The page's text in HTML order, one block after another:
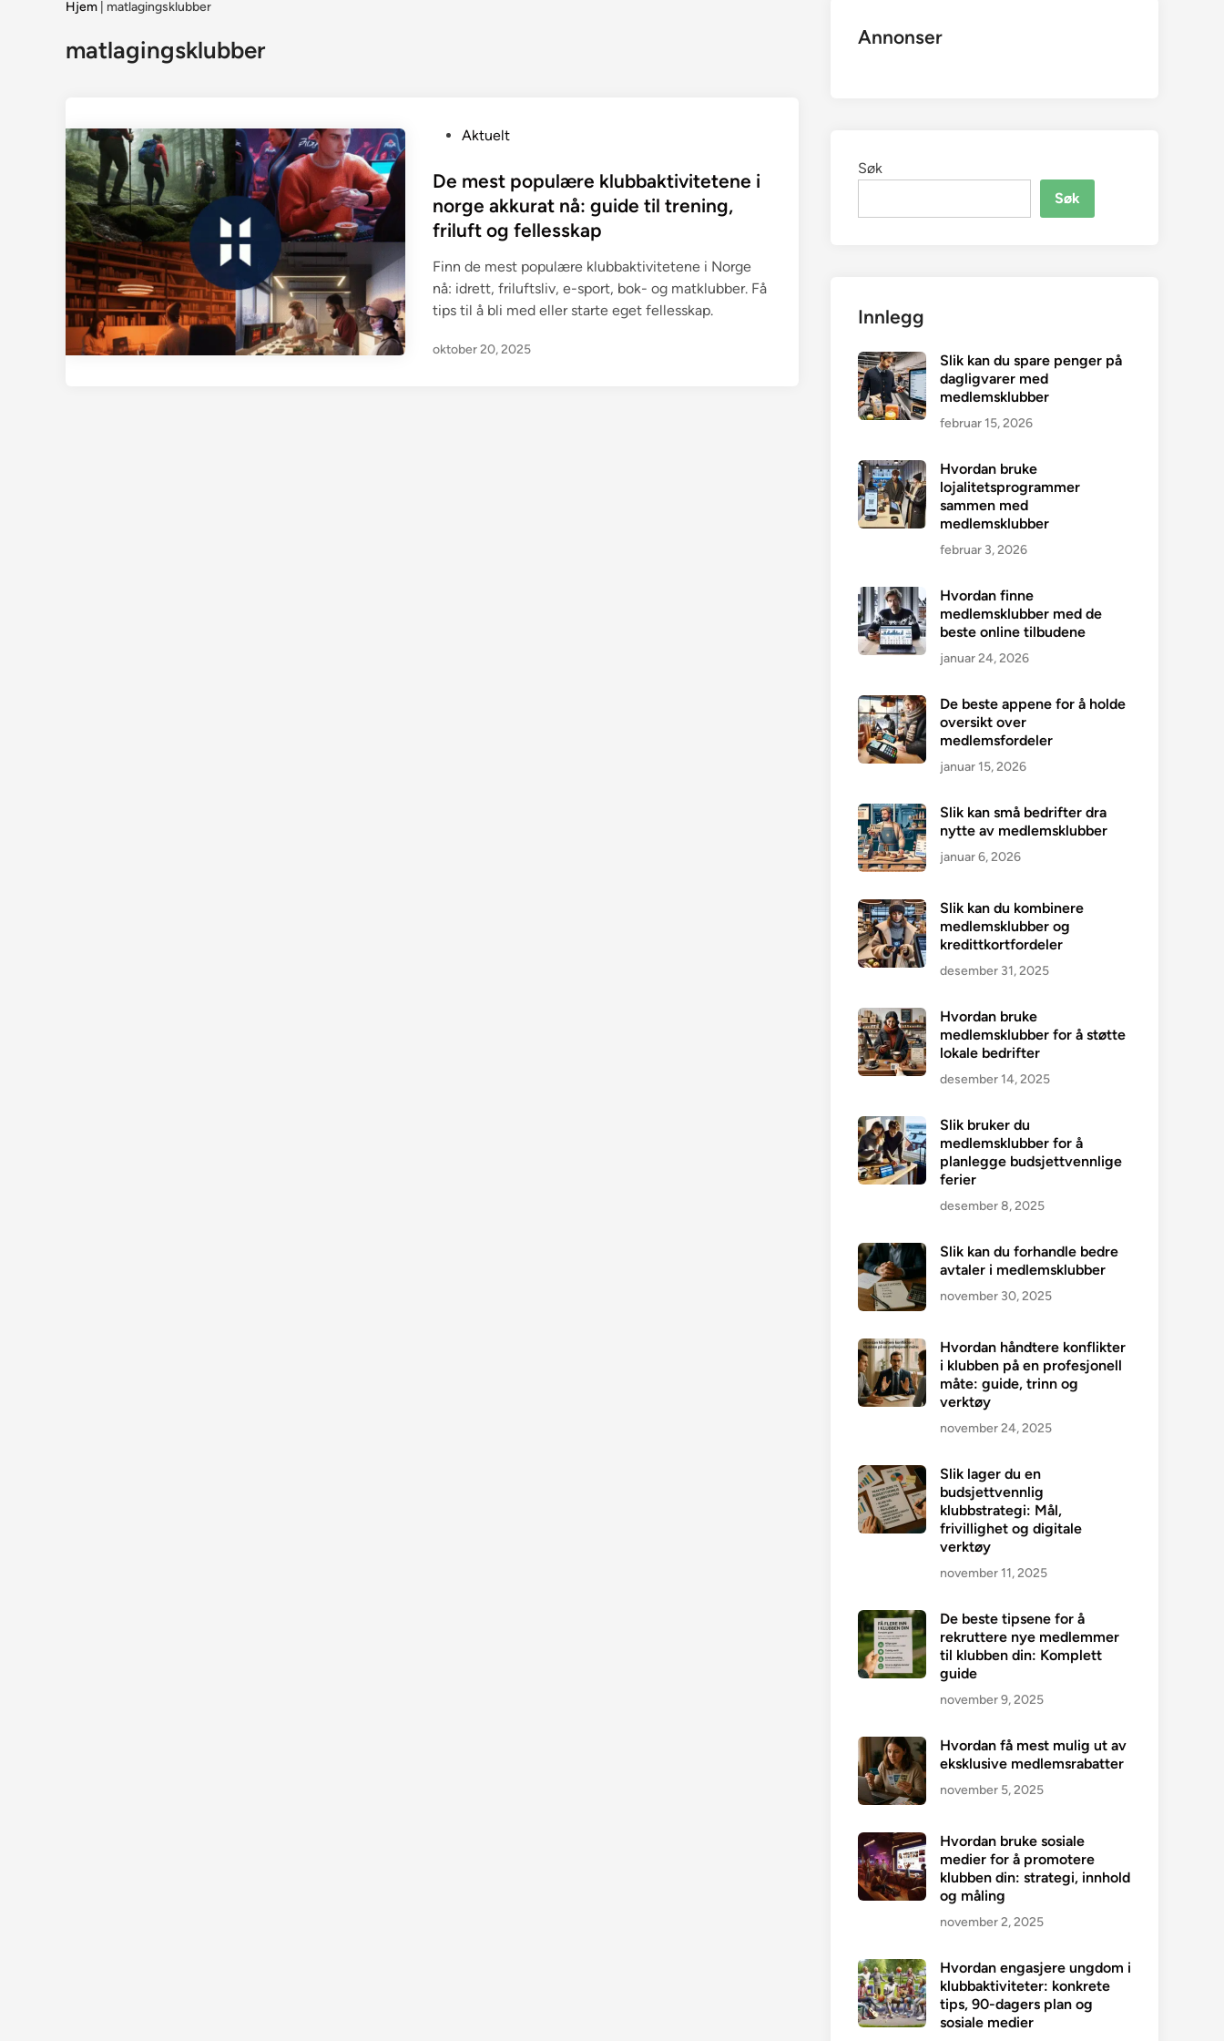
Hjem matlagingsklubber
matlagingsklubber
s
t
e
i
n
Aktuelt
De mest populære klubbaktivitetene i
norge akkurat nå: guide til trening,
friluft og fellesskap
Finn de mest populære klubbaktivitetene i Norge
nå: idrett, friluftsliv, e-sport, bok- og matklubber. Få
tips til å bli med eller starte eget fellesskap.
oktober 20, 2025
Annonser
Søk
Søk
Innlegg
Slik kan du spare penger på
dagligvarer med
medlemsklubber
februar 15, 2026
Hvordan bruke
lojalitetsprogrammer
sammen med
medlemsklubber
februar 3, 2026
Hvordan finne
medlemsklubber med de
beste online tilbudene
januar 24, 2026
De beste appene for å holde
oversikt over
medlemsfordeler
januar 15, 2026
Slik kan små bedrifter dra
nytte av medlemsklubber
januar 6, 2026
Slik kan du kombinere
medlemsklubber og
kredittkortfordeler
desember 31, 2025
Hvordan bruke
medlemsklubber for å støtte
lokale bedrifter
desember 14, 2025
Slik bruker du
medlemsklubber for å
planlegge budsjettvennlige
ferier
desember 8, 2025
Slik kan du forhandle bedre
avtaler i medlemsklubber
november 30, 2025
Hvordan håndtere konflikter
i klubben på en profesjonell
måte: guide, trinn og
verktøy
november 24, 2025
Slik lager du en
budsjettvennlig
klubbstrategi: Mål,
frivillighet og digitale
verktøy
november 11, 2025
De beste tipsene for å
rekruttere nye medlemmer
til klubben din: Komplett
guide
november 9, 2025
Hvordan få mest mulig ut av
eksklusive medlemsrabatter
november 5, 2025
Hvordan bruke sosiale
medier for å promotere
klubben din: strategi, innhold
og måling
november 2, 2025
Hvordan engasjere ungdom i
klubbaktiviteter: konkrete
tips, 90-dagers plan og
sosiale medier